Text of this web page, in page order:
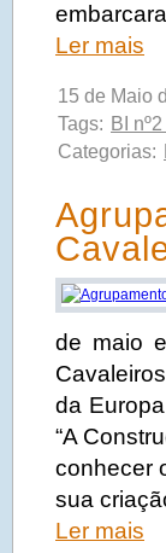
Ler mais
15 de Maio
Tags: BI
Categorias:
de maio
da
“A
conhecer
sua
Ler mais